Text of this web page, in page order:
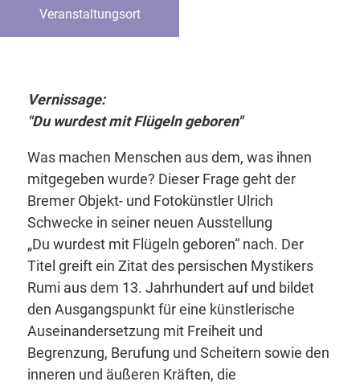
Veranstaltungsort
Vernissage:
"Du wurdest mit Flügeln geboren"
Was machen Menschen aus dem, was ihnen
mitgegeben wurde? Dieser Frage geht der
Bremer Objekt- und Fotokünstler Ulrich
Schwecke in seiner neuen Ausstellung
„Du wurdest mit Flügeln geboren“ nach. Der
Titel greift ein Zitat des persischen Mystikers
Rumi aus dem 13. Jahrhundert auf und bildet
den Ausgangspunkt für eine künstlerische
Auseinandersetzung mit Freiheit und
Begrenzung, Berufung und Scheitern sowie den
inneren und äußeren Kräften, die